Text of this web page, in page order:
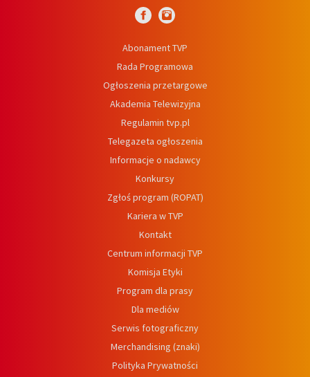
Abonament TVP
Rada Programowa
Ogłoszenia przetargowe
Akademia Telewizyjna
Regulamin tvp.pl
Telegazeta ogłoszenia
Informacje o nadawcy
Konkursy
Zgłoś program (ROPAT)
Kariera w TVP
Kontakt
Centrum informacji TVP
Komisja Etyki
Program dla prasy
Dla mediów
Serwis fotograficzny
Merchandising (znaki)
Polityka Prywatności